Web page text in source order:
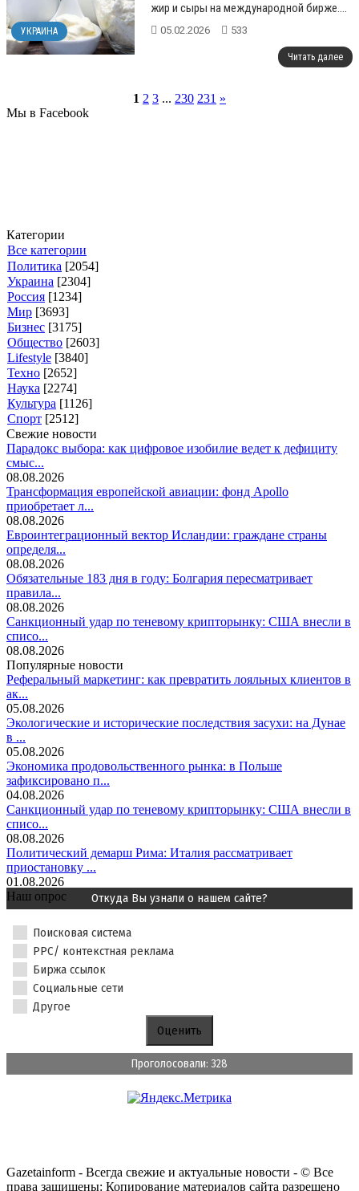
УКРАИНА
жир и сыры на международной бирже....
05.02.2026 533
Читать далее
1 2 3 ... 230 231 »
Мы в Facebook
Категории
Все категории
Политика [2054]
Украина [2304]
Россия [1234]
Мир [3693]
Бизнес [3175]
Общество [2603]
Lifestyle [3840]
Техно [2652]
Наука [2274]
Культура [1126]
Спорт [2512]
Свежие новости
Парадокс выбора: как цифровое изобилие ведет к дефициту
смыс...
08.08.2026
Трансформация европейской авиации: фонд Apollo
приобретает л...
08.08.2026
Евроинтеграционный вектор Исландии: граждане страны
определя...
08.08.2026
Обязательные 183 дня в году: Болгария пересматривает
правила...
08.08.2026
Санкционный удар по теневому крипторынку: США внесли в
списо...
08.08.2026
Популярные новости
Реферальный маркетинг: как превратить лояльных клиентов в
ак...
05.08.2026
Экологические и исторические последствия засухи: на Дунае
в ...
05.08.2026
Экономика продовольственного рынка: в Польше
зафиксировано п...
04.08.2026
Санкционный удар по теневому крипторынку: США внесли в
списо...
08.08.2026
Политический демарш Рима: Италия рассматривает
приостановку ...
01.08.2026
Наш опрос
Откуда Вы узнали о нашем сайте?
Поисковая система
PPC/ контекстная реклама
Биржа ссылок
Социальные сети
Другое
Проголосовали: 328
Gazetainform - Всегда свежие и актуальные новости - © Все
права защищены: Копирование материалов сайта разрешено